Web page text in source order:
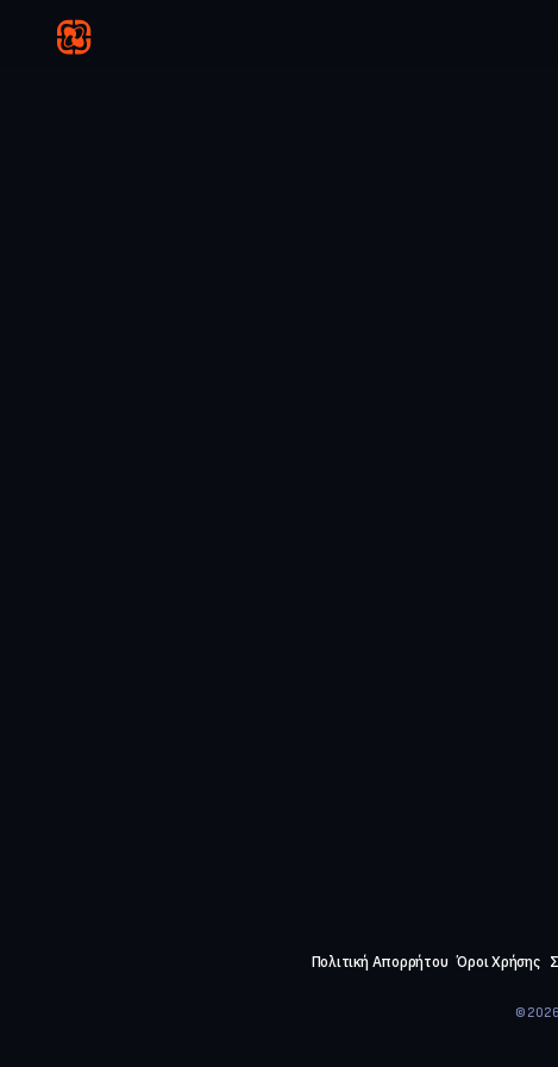
Πολιτική Απορρήτου Όροι Χρήσης